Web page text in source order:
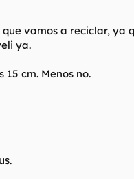
vamos a reciclar, ya
ya.
cm. Menos no.